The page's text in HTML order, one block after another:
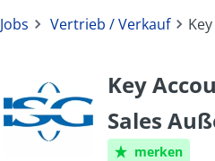
Jobs Vertrieb / Verkauf
Key
Sales
merken